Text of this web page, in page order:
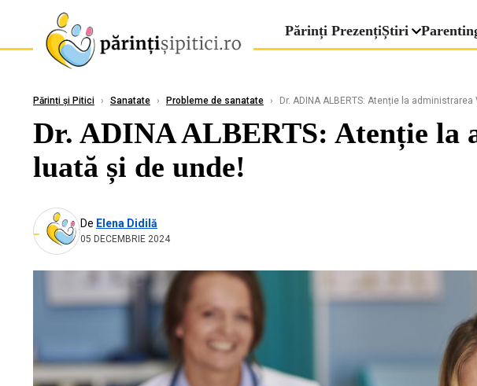
Părinți PrezențiȘtiri
Părinți și Pitici › Sanatate › Probleme de sanatate › Dr. ADINA ALBERTS: Atenție la
Dr. ADINA ALBERTS: Atenție la
luată și de unde!
De Elena Didilă
05 DECEMBRIE 2024